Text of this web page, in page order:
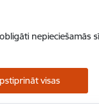
visas